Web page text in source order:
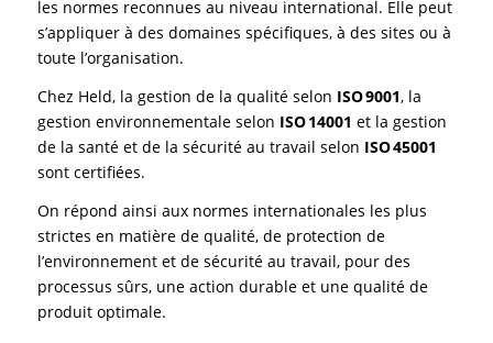
les normes reconnues au niveau international. Elle peut
s’appliquer à des domaines spécifiques, à des sites ou à
toute l’organisation.
Chez Held, la gestion de la qualité selon ISO 9001, la
gestion environnementale selon ISO 14001 et la gestion
de la santé et de la sécurité au travail selon ISO 45001
sont certifiées.
On répond ainsi aux normes internationales les plus
strictes en matière de qualité, de protection de
l’environnement et de sécurité au travail, pour des
processus sûrs, une action durable et une qualité de
produit optimale.